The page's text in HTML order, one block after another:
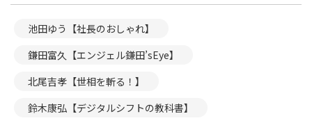
池田ゆう【社長のおしゃれ】
鎌田富久【エンジェル鎌田’sEye】
北尾吉孝【世相を斬る！】
鈴木康弘【デジタルシフトの教科書】